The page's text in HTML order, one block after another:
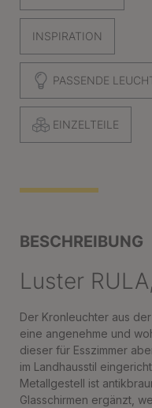
INSPIRATION
PASSENDE
EINZELTEILE
BESCHREIBUNG
Luster
Der Kronleuchter aus
eine angenehme und
dieser für Esszimmer
im Landhausstil
Metallgestell ist
Glasschirmen ergänzt,